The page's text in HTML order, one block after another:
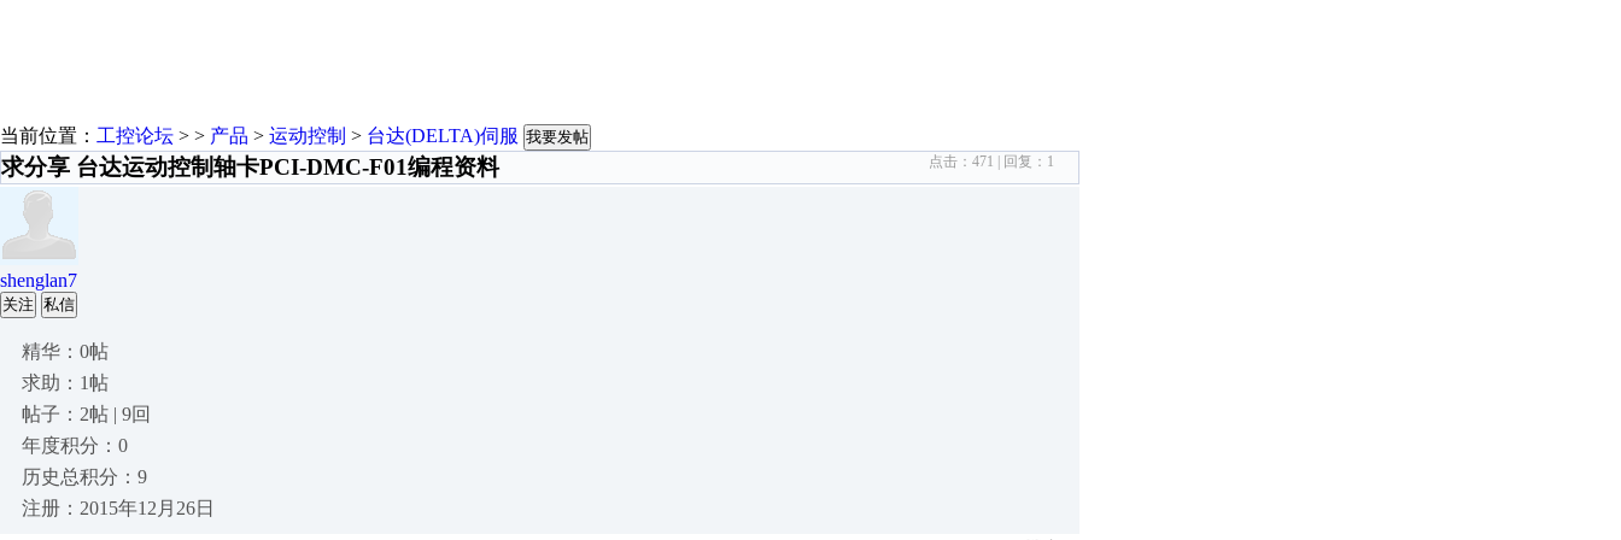
当前位置： 工控论坛 > > 产品 > 运动控制 > 台达(DELTA)伺服 我要发帖
求分享 台达运动控制轴卡PCI-DMC-F01编程资料 点击： 471 | 回复： 1
shenglan7
关注 私信
精华：0帖
求助：1帖
帖子：2帖 | 9回
年度积分：0
历史总积分：9
注册：2015年12月26日